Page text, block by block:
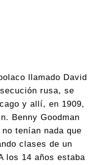
llamado David
rusa, se
y allí, en 1909,
Benny Goodman
tenían nada que
clases de un
los 14 años estaba